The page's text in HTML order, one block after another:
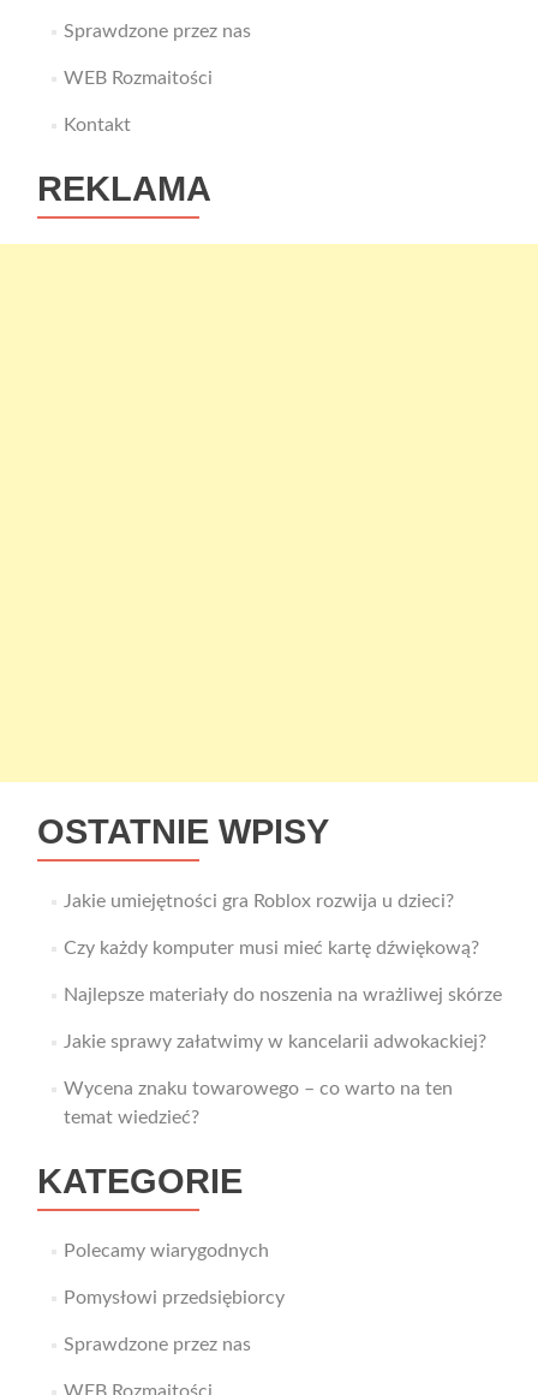
Sprawdzone przez nas
WEB Rozmaitości
Kontakt
REKLAMA
OSTATNIE WPISY
Jakie umiejętności gra Roblox rozwija u dzieci?
Czy każdy komputer musi mieć kartę dźwiękową?
Najlepsze materiały do noszenia na wrażliwej skórze
Jakie sprawy załatwimy w kancelarii adwokackiej?
Wycena znaku towarowego – co warto na ten
temat wiedzieć?
KATEGORIE
Polecamy wiarygodnych
Pomysłowi przedsiębiorcy
Sprawdzone przez nas